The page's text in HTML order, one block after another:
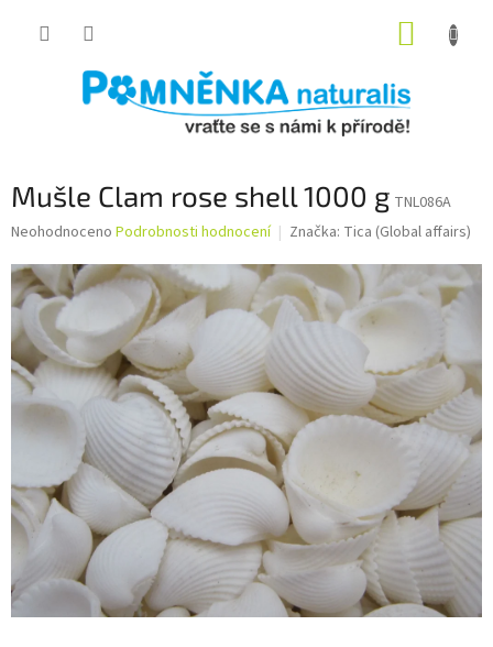
Mušle Clam rose shell 1000 g TNL086A
Průměrné
produktu
je
0,0
z
5
hvězdiček.
Neohodnoceno Podrobnosti hodnocení Značka: Tica (Global affairs)